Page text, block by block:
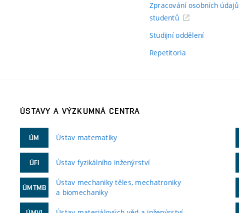
Zpracování osobních údajů
studentů
Studijní oddělení
Repetitoria
ÚSTAVY A VÝZKUMNÁ CENTRA
ÚM Ústav matematiky
ÚFI Ústav fyzikálního inženýrství
ÚMTMB
Ústav mechaniky těles, mechatroniky
a biomechaniky